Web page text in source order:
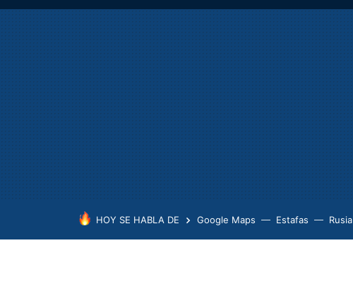
HOY SE HABLA DE Google Maps Estafas Rusia